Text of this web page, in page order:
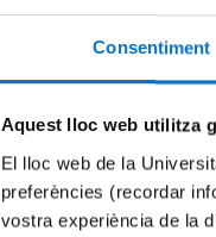
Consentiment
Aquest lloc web utilitza
El lloc web de la
preferències (recordar
vostra experiència de la